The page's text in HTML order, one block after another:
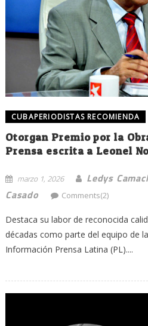
CUBAPERIODISTAS RECOMIENDA
Otorgan Premio por la
Prensa escrita a Leonel
marzo 1, 2026
Ledys
Casado
Comments(2)
Destaca su labor de reconocida
décadas como parte del equipo de
Información Prensa Latina (PL)....